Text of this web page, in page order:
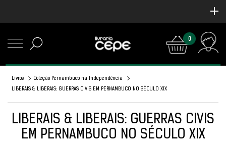
0
Livros
Coleção Pernambuco na Independência
LIBERAIS & LIBERAIS: GUERRAS CIVIS EM PERNAMBUCO NO SÉCULO XIX
LIBERAIS & LIBERAIS: GUERRAS CIVIS
EM PERNAMBUCO NO SÉCULO XIX